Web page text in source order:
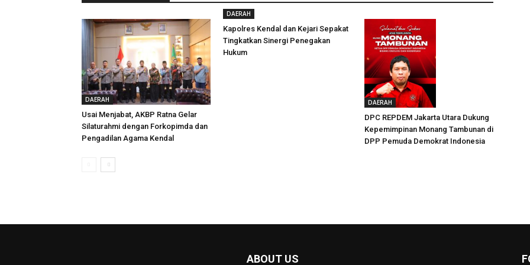
DAERAH
Usai Menjabat, AKBP Ratna Gelar
Silaturahmi dengan Forkopimda dan
Pengadilan Agama Kendal
DAERAH
Kapolres Kendal dan Kejari Sepakat
Tingkatkan Sinergi Penegakan
Hukum
DAERAH
DPC REPDEM Jakarta Utara Dukung
Kepemimpinan Monang Tambunan di
DPP Pemuda Demokrat Indonesia
ABOUT US